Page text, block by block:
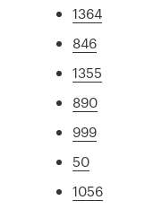
1364
846
1355
890
999
50
1056